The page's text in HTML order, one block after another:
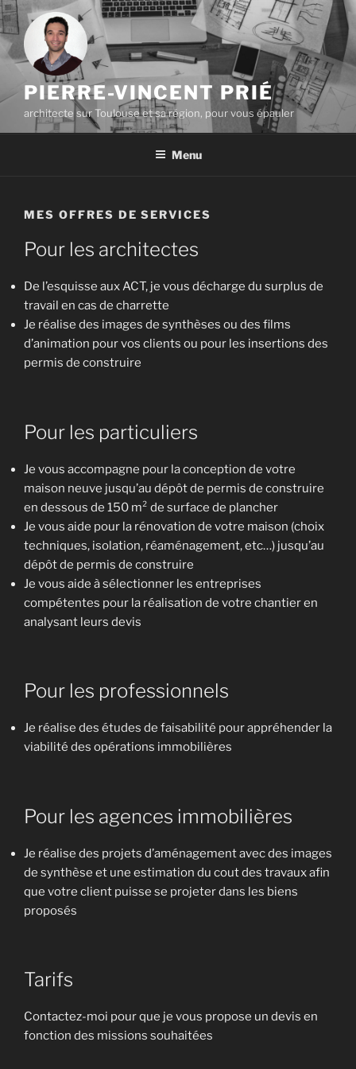
Aller
au
contenu
principal
PIERRE-VINCENT PRIÉ
architecte sur Toulouse et sa région, pour vous épauler
Menu
MES OFFRES DE SERVICES
Pour les architectes
De l’esquisse aux ACT, je vous décharge du surplus de
travail en cas de charrette
Je réalise des images de synthèses ou des films
d’animation pour vos clients ou pour les insertions des
permis de construire
Pour les particuliers
Je vous accompagne pour la conception de votre
maison neuve jusqu’au dépôt de permis de construire
en dessous de 150 m² de surface de plancher
Je vous aide pour la rénovation de votre maison (choix
techniques, isolation, réaménagement, etc…) jusqu’au
dépôt de permis de construire
Je vous aide à sélectionner les entreprises
compétentes pour la réalisation de votre chantier en
analysant leurs devis
Pour les professionnels
Je réalise des études de faisabilité pour appréhender la
viabilité des opérations immobilières
Pour les agences immobilières
Je réalise des projets d’aménagement avec des images
de synthèse et une estimation du cout des travaux afin
que votre client puisse se projeter dans les biens
proposés
Tarifs
Contactez-moi pour que je vous propose un devis en
fonction des missions souhaitées